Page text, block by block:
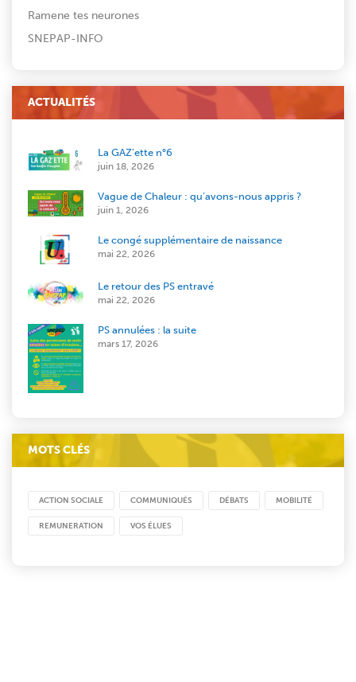
Ramene tes neurones
SNEPAP-INFO
ACTUALITÉS
La GAZ’ette n°6
juin 18, 2026
Vague de Chaleur : qu’avons-nous appris ?
juin 1, 2026
Le congé supplémentaire de naissance
mai 22, 2026
Le retour des PS entravé
mai 22, 2026
PS annulées : la suite
mars 17, 2026
MOTS CLÉS
ACTION SOCIALE COMMUNIQUÉS DÉBATS MOBILITÉ
REMUNERATION VOS ÉLUES